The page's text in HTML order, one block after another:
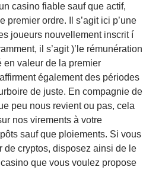
casino fiable sauf que actif,
ordre. Il s’agit ici p’une
joueurs nouvellement inscrit í
il s’agit )’le rémunération
en valeur de la premier
également des périodes
de juste. En compagnie de
peu nous revient ou pas, cela
nos virements à votre
sauf que ploiements. Si vous
de cryptos, disposez ainsi de le
que vous voulez propose